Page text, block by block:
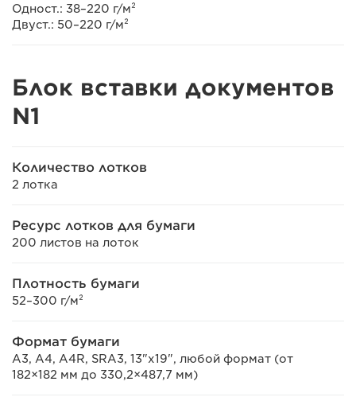
Одност.: 38–220 г/м²
Двуст.: 50–220 г/м²
Блок вставки документов
N1
Количество лотков
2 лотка
Ресурс лотков для бумаги
200 листов на лоток
Плотность бумаги
52–300 г/м²
Формат бумаги
A3, A4, A4R, SRA3, 13"x19", любой формат (от
182×182 мм до 330,2×487,7 мм)